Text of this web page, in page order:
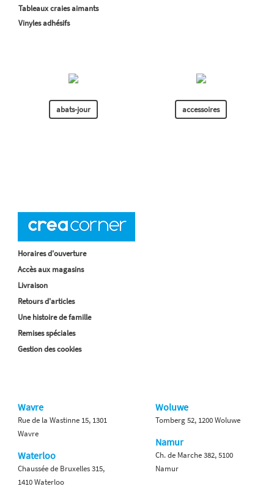
Tableaux craies aimants
Vinyles adhésifs
abats-jour accessoires
Horaires d'ouverture
Accès aux magasins
Livraison
Retours d'articles
Une histoire de famille
Remises spéciales
Gestion des cookies
Wavre
Rue de la Wastinne 15, 1301
Wavre
Waterloo
Chaussée de Bruxelles 315,
1410 Waterloo
Woluwe
Tomberg 52, 1200 Woluwe
Namur
Ch. de Marche 382, 5100
Namur